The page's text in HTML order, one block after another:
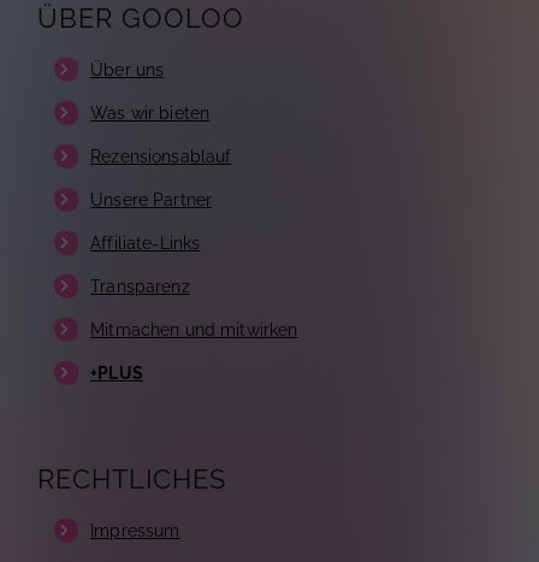
ÜBER GOOLOO
Über uns
Was wir bieten
Rezensionsablauf
Unsere Partner
Affiliate-Links
Transparenz
Mitmachen und mitwirken
+PLUS
RECHTLICHES
Impressum